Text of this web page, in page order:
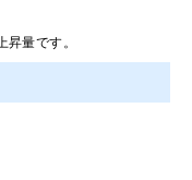
量です。